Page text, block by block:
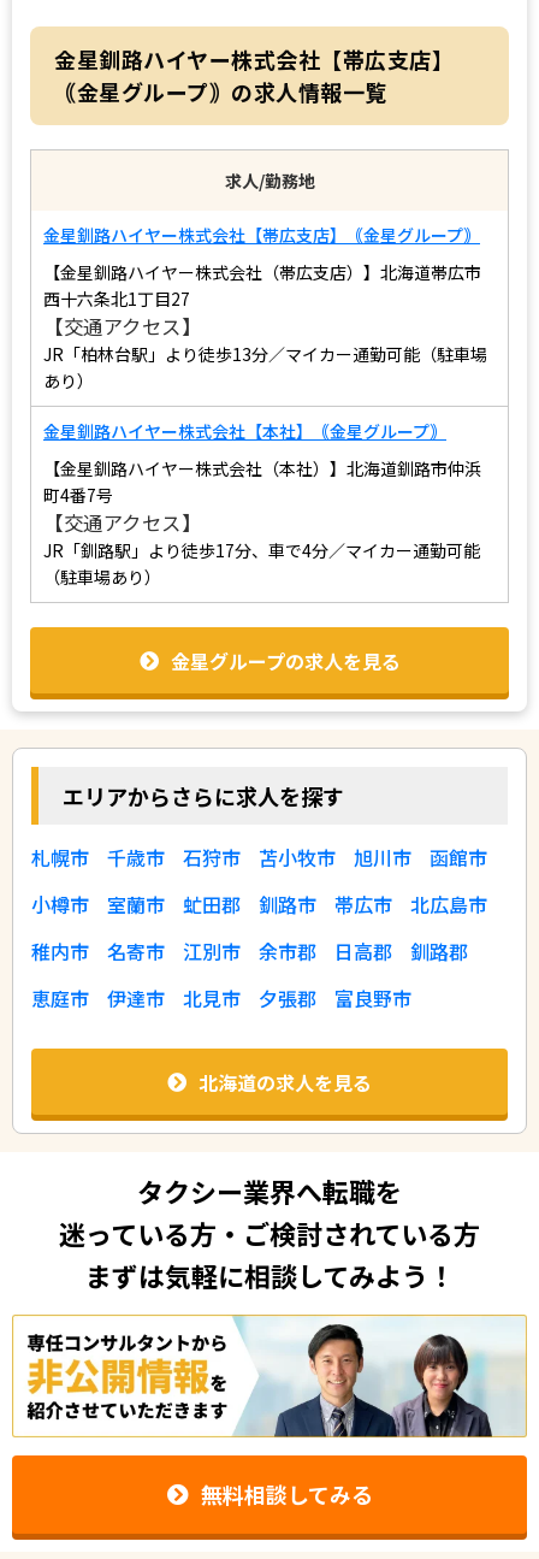
金星釧路ハイヤー株式会社【帯広支店】
｟金星グループ｠の求人情報一覧
求人/勤務地
金星釧路ハイヤー株式会社【帯広支店】｟金星グループ｠
【金星釧路ハイヤー株式会社（帯広支店）】北海道帯広市
西十六条北1丁目27
【交通アクセス】
JR「柏林台駅」より徒歩13分／マイカー通勤可能（駐車場
あり）
金星釧路ハイヤー株式会社【本社】｟金星グループ｠
【金星釧路ハイヤー株式会社（本社）】北海道釧路市仲浜
町4番7号
【交通アクセス】
JR「釧路駅」より徒歩17分、車で4分／マイカー通勤可能
（駐車場あり）
金星グループの求人を見る
エリアからさらに求人を探す
札幌市 千歳市 石狩市 苫小牧市 旭川市
函館市
小樽市
室蘭市 虻田郡 釧路市 帯広市
北広島市
稚内市
名寄市 江別市 余市郡 日高郡
釧路郡
恵庭市
伊達市 北見市 夕張郡 富良野市
北海道の求人を見る
タクシー業界へ転職を
迷っている方・ご検討されている方
まずは気軽に相談してみよう！
無料相談してみる